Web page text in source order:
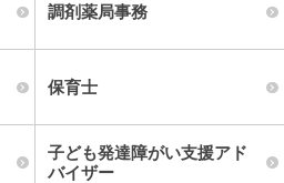
調剤薬局事務
保育士
子ども発達障がい支援アド
バイザー